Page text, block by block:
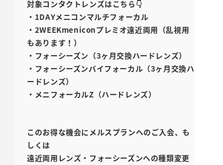
対象コンタクトレンズはこちら👇
・1DAYメニコンマルチフォーカル
・2WEEKmeniconプレミオ遠近両用（乱視用
もあります！）
・フォーシーズン（3ヶ月交換ハードレンズ）
・フォーシーズンバイフォーカル（3ヶ月交換ハ
ードレンズ）
・メニフォーカルZ（ハードレンズ）
このお得な機会にメルスプランへのご入会、も
しくは
遠近両用レンズ・フォーシーズンへの種類変更